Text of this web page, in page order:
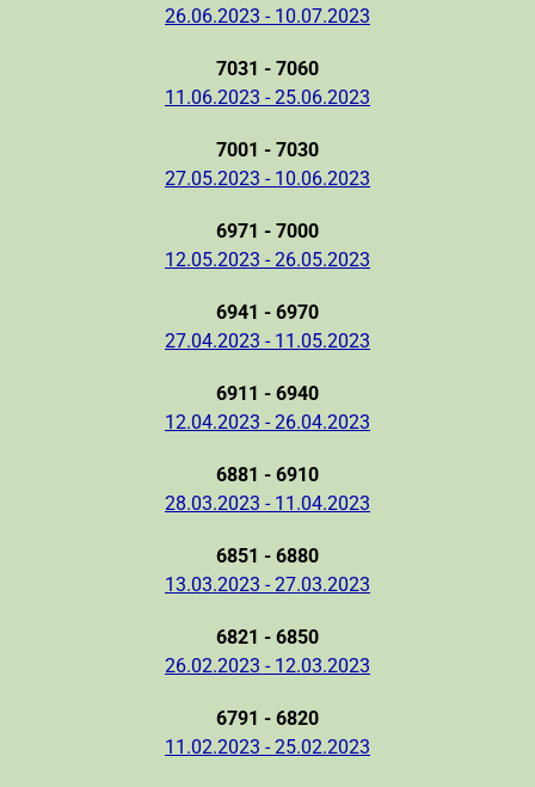
26.06.2023 - 10.07.2023
7031 - 7060
11.06.2023 - 25.06.2023
7001 - 7030
27.05.2023 - 10.06.2023
6971 - 7000
12.05.2023 - 26.05.2023
6941 - 6970
27.04.2023 - 11.05.2023
6911 - 6940
12.04.2023 - 26.04.2023
6881 - 6910
28.03.2023 - 11.04.2023
6851 - 6880
13.03.2023 - 27.03.2023
6821 - 6850
26.02.2023 - 12.03.2023
6791 - 6820
11.02.2023 - 25.02.2023